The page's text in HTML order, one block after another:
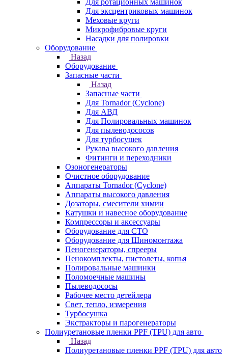
Для ротационных машинок
Для эксцентриковых машинок
Меховые круги
Микрофибровые круги
Насадки для полировки
Оборудование
Назад
Оборудование
Запасные части
Назад
Запасные части
Для Tornador (Cyclone)
Для АВД
Для Полировальных машинок
Для пылеводососов
Для турбосушек
Рукава высокого давления
Фитинги и переходники
Озоногенераторы
Очистное оборудование
Аппараты Tornador (Cyclone)
Аппараты высокого давления
Дозаторы, смесители химии
Катушки и навесное оборудование
Компрессоры и аксессуары
Оборудование для СТО
Оборудование для Шиномонтажа
Пеногенераторы, спрееры
Пенокомплекты, пистолеты, копья
Полировальные машинки
Поломоечные машины
Пылеводососы
Рабочее место детейлера
Свет, тепло, измерения
Турбосушка
Экстракторы и парогенераторы
Полиуретановые пленки PPF (TPU) для авто
Назад
Полиуретановые пленки PPF (TPU) для авто